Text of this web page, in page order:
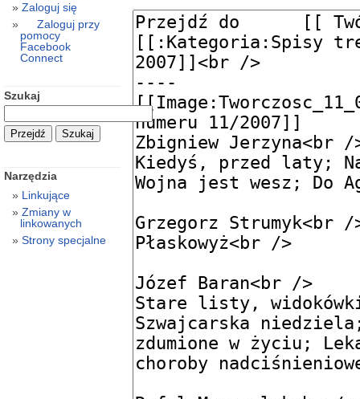
Zaloguj się
Zaloguj przy
pomocy
Facebook
Connect
Szukaj
Narzędzia
Linkujące
Zmiany w
linkowanych
Strony specjalne